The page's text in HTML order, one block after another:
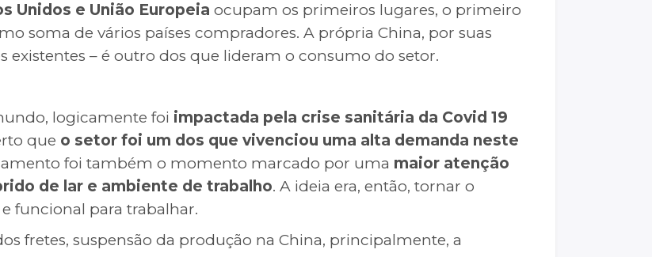
Unidos e União Europeia ocupam os primeiros lugares, o primeiro
soma de vários países compradores. A própria China, por suas
existentes – é outro dos que lideram o consumo do setor.
logicamente foi impactada pela crise sanitária da Covid 19
que o setor foi um dos que vivenciou uma alta demanda neste
foi também o momento marcado por uma maior atenção
de lar e ambiente de trabalho. A ideia era, então, tornar o
funcional para trabalhar.
fretes, suspensão da produção na China, principalmente, a